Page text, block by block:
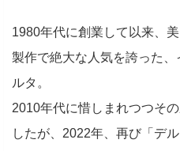
1980年代に創業して以来、
製作で絶大な人気を誇った
ルタ。
2010年代に惜しまれつつそ
したが、2022年、再び「デ